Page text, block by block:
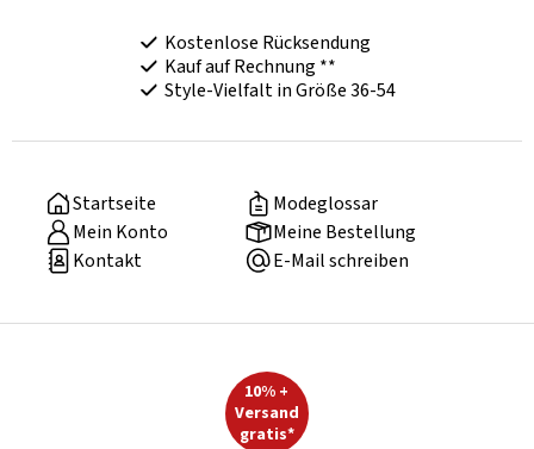
Kostenlose Rücksendung
Kauf auf Rechnung **
Style-Vielfalt in Größe 36-54
Startseite
Modeglossar
Mein Konto
Meine Bestellung
Kontakt
E-Mail schreiben
10% +
Versand
gratis*